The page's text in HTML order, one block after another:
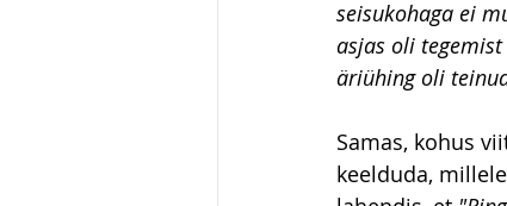
seisukohaga ei
asjas oli
äriühing oli
Samas, kohus
keelduda,